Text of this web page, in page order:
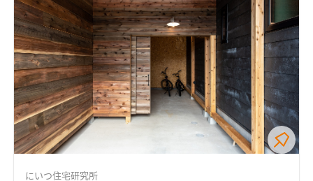
らしに彩をそえる
にいつ住宅研究所